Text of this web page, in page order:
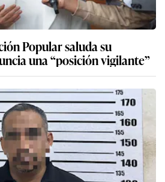
Popular saluda su
una “posición vigilante”